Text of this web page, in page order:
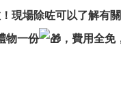
現場除咗可以了解有
物一份
，費用全